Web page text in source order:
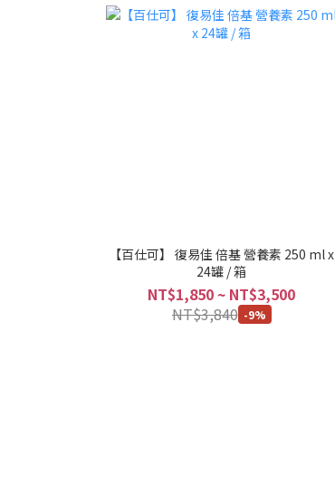
【百仕可】 復易佳 倍基 營養素 250 ml x
24罐 / 箱
NT$1,850 ~ NT$3,500
NT$3,840 -9%